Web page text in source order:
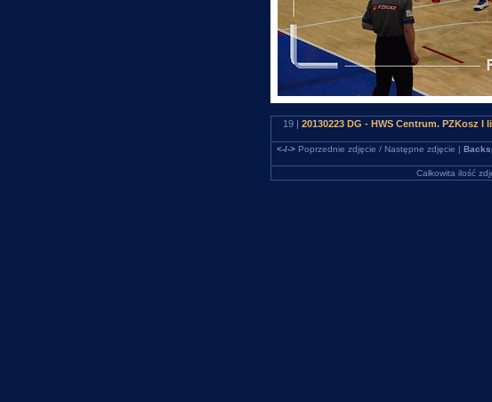
19 | 20130223 DG - HWS Centrum. PZKosz
<-/->Poprzednie zdjęcie / Następne zdjęcie |
Całkowita ilość